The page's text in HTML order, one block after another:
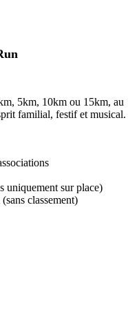
5km, 10km ou 15km, au
familial, festif et musical.
uniquement sur place)
classement)